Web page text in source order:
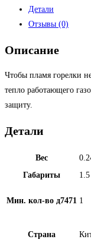
Детали
Отзывы (0)
Описание
Чтобы пламя горелки
тепло работающего
защиту.
Детали
Вес
Габариты
Мин. кол-во д7471 1
Страна